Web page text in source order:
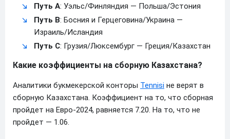
Путь A: Уэльс/Финляндия — Польша/Эстония
Путь B: Босния и Герцеговина/Украина —
Израиль/Исландия
Путь C: Грузия/Люксембург — Греция/Казахстан
Какие коэффициенты на сборную Казахстана?
Аналитики букмекерской конторы Tennisi не верят в
сборную Казахстана. Коэффициент на то, что сборная
пройдет на Евро-2024, равняется 7.20. На то, что не
пройдет — 1.06.